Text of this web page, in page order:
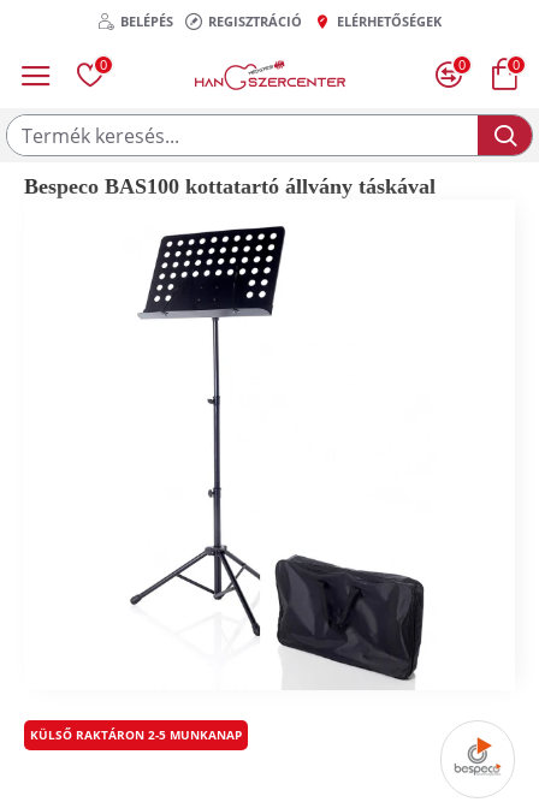
BELÉPÉS REGISZTRÁCIÓ ELÉRHETŐSÉGEK
0 0 0
Bespeco BAS100 kottatartó állvány táskával
KÜLSŐ RAKTÁRON 2-5 MUNKANAP